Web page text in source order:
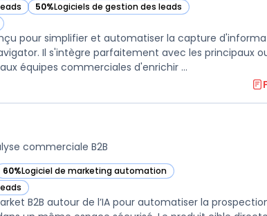
50%Logiciels de gestion des leads
— voir LeadIQ dans cette catégorie
pour simplifier et automatiser la capture
Il s'intègre parfaitement avec les principaux
comme Salesforce et HubSpot, permettant aux équipes commerciales d'enrichir ...
commerciale B2B
60%Logiciel de marketing automation
— voir Alta dans cette catégorie
B2B autour de l’IA pour automatiser la